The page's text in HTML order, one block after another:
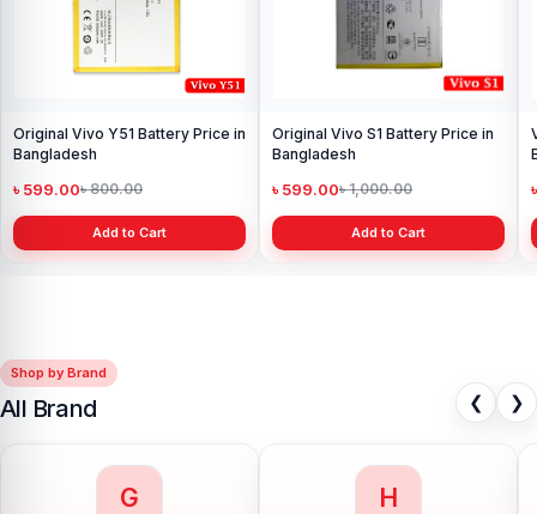
Vivo V15 Pro Battery Price in
Bangladesh
৳ 599.00৳ 800.00
Add to Cart
Shop by Brand
All Brand ❮ ❯
G H